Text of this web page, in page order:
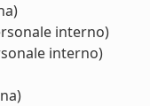
interno)
interno)